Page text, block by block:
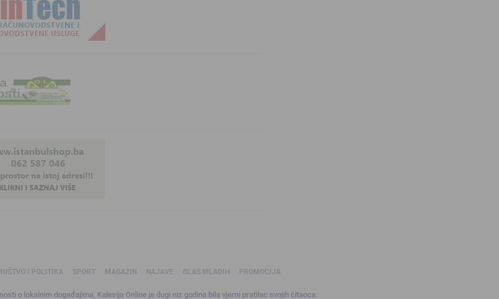
I POLITIKA SPORT MAGAZIN NAJAVE GLAS MLADIH PROMOCIJA
o lokalnim događajima, Kalesija Online je dugi niz godina bila vjerni pratilac svojih čitaoca.